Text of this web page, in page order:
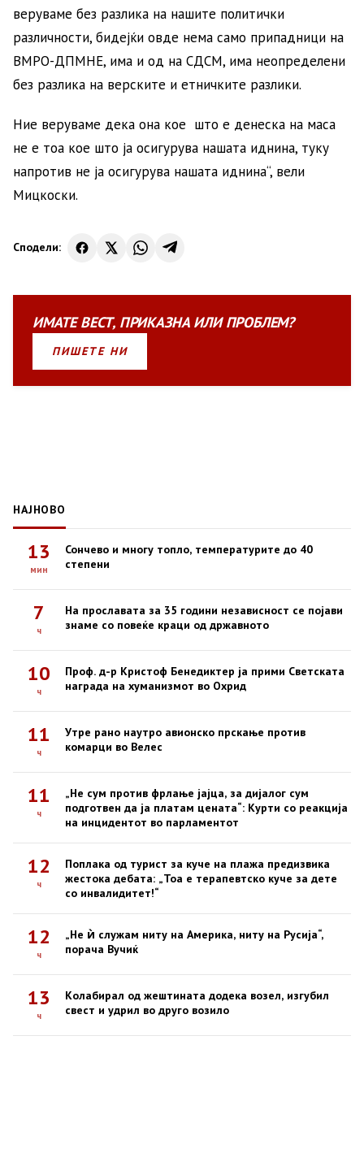
веруваме без разлика на нашите политички
различности, бидејќи овде нема само припадници на
ВМРО-ДПМНЕ, има и од на СДСМ, има неопределени
без разлика на верските и етничките разлики.
Ние веруваме дека она кое што е денеска на маса
не е тоа кое што ја осигурува нашата иднина, туку
напротив не ја осигурува нашата иднина“, вели
Мицкоски.
Сподели:
ИМАТЕВЕСТ, ПРИКАЗНАИЛИПРОБЛЕМ?
ПИШЕТЕ НИ
НАЈНОВО
13
мин
Сончево и многу топло, температурите до 40
степени
7
ч
На прославата за 35 години независност се појави
знаме со повеќе краци од државното
10
ч
Проф. д-р Кристоф Бенедиктер ја прими Светската
награда на хуманизмот во Охрид
11
ч
Утре рано наутро авионско прскање против
комарци во Велес
11
ч
„Не сум против фрлање јајца, за дијалог сум
подготвен да ја платам цената“: Курти со реакција
на инцидентот во парламентот
12
ч
Поплака од турист за куче на плажа предизвика
жестока дебата: „Тоа е терапевтско куче за дете
со инвалидитет!“
12
ч
„Не ѝ служам ниту на Америка, ниту на Русија“,
порача Вучиќ
13
ч
Колабирал од жештината додека возел, изгубил
свест и удрил во друго возило